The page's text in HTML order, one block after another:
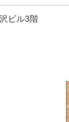
ビル3階